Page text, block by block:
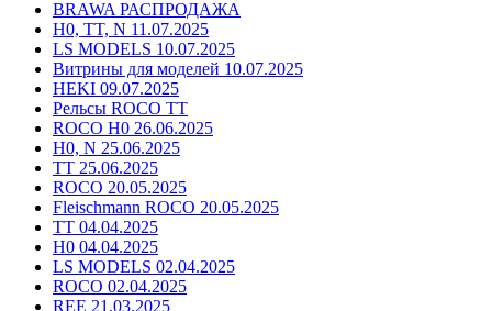
BRAWA РАСПРОДАЖА
H0, TT, N 11.07.2025
LS MODELS 10.07.2025
Витрины для моделей 10.07.2025
HEKI 09.07.2025
Рельсы ROCO TT
ROCO H0 26.06.2025
H0, N 25.06.2025
TT 25.06.2025
ROCO 20.05.2025
Fleischmann ROCO 20.05.2025
TT 04.04.2025
H0 04.04.2025
LS MODELS 02.04.2025
ROCO 02.04.2025
REE 21.03.2025